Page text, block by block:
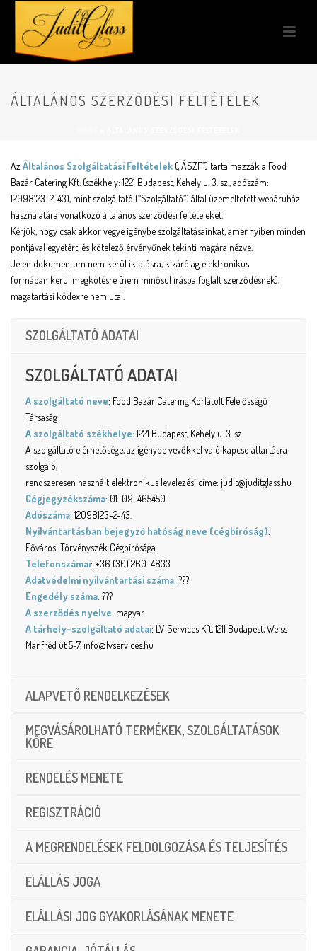
ÁLTALÁNOS SZERZŐDÉSI FELTÉTELEK
Az Általános Szolgáltatási Feltételek („ÁSZF”) tartalmazzák a Food
Bazár Catering Kft. (székhely: 1221 Budapest, Kehely u. 3. sz., adószám:
12098123-2-43), mint szolgáltató (“Szolgáltató”) által üzemeltetett webáruház
használatára vonatkozó általános szerződési feltételeket.
Kérjük, hogy csak akkor vegye igénybe szolgáltatásainkat, amennyiben minden
pontjával egyetért, és kötelező érvényűnek tekinti magára nézve.
Jelen dokumentum nem kerül iktatásra, kizárólag elektronikus
formában kerül megkötésre (nem minősül írásba foglalt szerződésnek),
magatartási kódexre nem utal.
SZOLGÁLTATÓ ADATAI
SZOLGÁLTATÓ ADATAI
A szolgáltató neve: Food Bazár Catering Korlátolt Felelősségű
Társaság
A szolgáltató székhelye:1221 Budapest, Kehely u. 3. sz.
A szolgáltató elérhetősége, az igénybe vevőkkel való kapcsolattartásra
szolgáló,
rendszeresen használt elektronikus levelezési címe: judit@juditglass.hu
Cégjegyzékszáma: 01-09-465450
Adószáma: 12098123-2-43.
Nyilvántartásban bejegyző hatóság neve (cégbíróság):
Fővárosi Törvényszék Cégbírósága
Telefonszámai: +36 (30) 260-4833
Adatvédelmi nyilvántartási száma: ???
Engedély száma: ???
A szerződés nyelve: magyar
A tárhely-szolgáltató adatai: LV Services Kft, 1211 Budapest, Weiss
Manfréd út 5-7. info@lvservices.hu
ALAPVETŐ RENDELKEZÉSEK
MEGVÁSÁROLHATÓ TERMÉKEK, SZOLGÁLTATÁSOK
KÖRE
RENDELÉS MENETE
REGISZTRÁCIÓ
A MEGRENDELÉSEK FELDOLGOZÁSA ÉS TELJESÍTÉS
ELÁLLÁS JOGA
ELÁLLÁSI JOG GYAKORLÁSÁNAK MENETE